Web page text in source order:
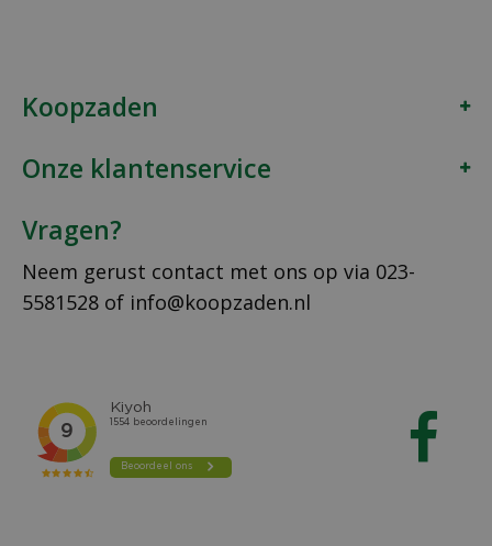
Koopzaden
Onze klantenservice
Vragen?
Neem gerust contact met ons op via 023-
5581528 of info@koopzaden.nl